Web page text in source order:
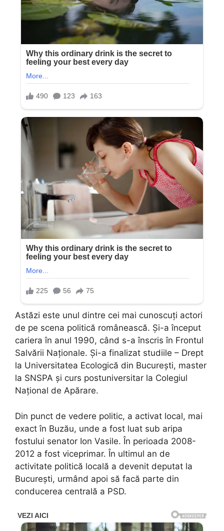
Astăzi este unul dintre cei mai cunoscuți actori
de pe scena politică românească. Și-a început
cariera în anul 1990, când s-a înscris în Frontul
Salvării Naționale. Și-a finalizat studiile – Drept
la Universitatea Ecologică din București, master
la SNSPA și curs postuniversitar la Colegiul
Național de Apărare.
Din punct de vedere politic, a activat local, mai
exact în Buzău, unde a fost luat sub aripa
fostului senator Ion Vasile. În perioada 2008-
2012 a fost viceprimar. În ultimul an de
activitate politică locală a devenit deputat la
București, urmând apoi să facă parte din
conducerea centrală a PSD.